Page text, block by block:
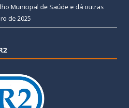
Municipal de Saúde e dá outras
de 2025